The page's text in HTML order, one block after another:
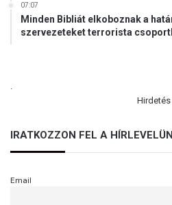
07:07
Minden Bibliát elkoboznak a
szervezeteket terrorista
Hirdetés
IRATKOZZON FEL A
Email